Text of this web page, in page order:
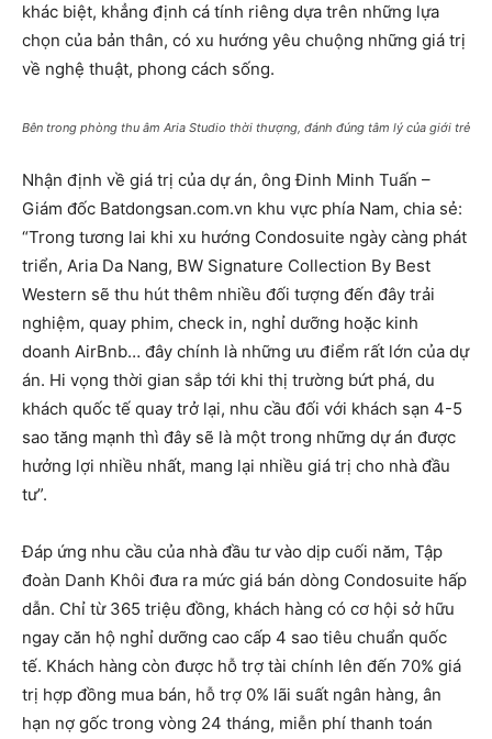
khác biệt, khẳng định cá tính riêng dựa trên những lựa
chọn của bản thân, có xu hướng yêu chuộng những giá trị
về nghệ thuật, phong cách sống.
Bên trong phòng thu âm Aria Studio thời thượng, đánh đúng tâm lý của giới trẻ
Nhận định về giá trị của dự án, ông Đinh Minh Tuấn –
Giám đốc Batdongsan.com.vn khu vực phía Nam, chia sẻ:
“Trong tương lai khi xu hướng Condosuite ngày càng phát
triển, Aria Da Nang, BW Signature Collection By Best
Western sẽ thu hút thêm nhiều đối tượng đến đây trải
nghiệm, quay phim, check in, nghỉ dưỡng hoặc kinh
doanh AirBnb… đây chính là những ưu điểm rất lớn của dự
án. Hi vọng thời gian sắp tới khi thị trường bứt phá, du
khách quốc tế quay trở lại, nhu cầu đối với khách sạn 4-5
sao tăng mạnh thì đây sẽ là một trong những dự án được
hưởng lợi nhiều nhất, mang lại nhiều giá trị cho nhà đầu
tư”.
Đáp ứng nhu cầu của nhà đầu tư vào dịp cuối năm, Tập
đoàn Danh Khôi đưa ra mức giá bán dòng Condosuite hấp
dẫn. Chỉ từ 365 triệu đồng, khách hàng có cơ hội sở hữu
ngay căn hộ nghỉ dưỡng cao cấp 4 sao tiêu chuẩn quốc
tế. Khách hàng còn được hỗ trợ tài chính lên đến 70% giá
trị hợp đồng mua bán, hỗ trợ 0% lãi suất ngân hàng, ân
hạn nợ gốc trong vòng 24 tháng, miễn phí thanh toán